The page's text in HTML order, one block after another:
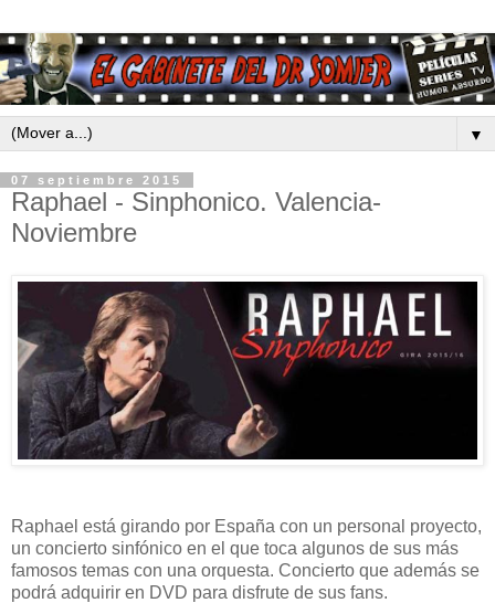
▼
07 septiembre 2015
Raphael - Sinphonico. Valencia-
Noviembre
Raphael está girando por España con un personal proyecto,
un concierto sinfónico en el que toca algunos de sus más
famosos temas con una orquesta. Concierto que además se
podrá adquirir en DVD para disfrute de sus fans.